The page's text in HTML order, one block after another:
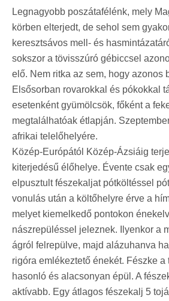
Legnagyobb poszátafélénk, mely
körben elterjedt, de sehol sem
keresztsávos mell- és
sokszor a tövisszúró gébiccsel
elő. Nem ritka az sem, hogy azonos
Elsősorban rovarokkal és pókokkal
esetenként gyümölcsök, főként a
megtalálhatóak étlapján.
afrikai telelőhelyére.
Közép-Európától Közép-Ázsiáig
kiterjedésű élőhelye. Évente csak
elpusztult fészekaljat pótköltéssel
vonulás után a költőhelyre érve a
melyet kiemelkedő pontokon
nászrepüléssel jeleznek. Ilyenkor a
ágról felrepülve, majd alázuhanva
rigóra emlékeztető énekét. Fészke a
hasonló és alacsonyan épül. A
aktívabb. Egy átlagos fészekalj 5